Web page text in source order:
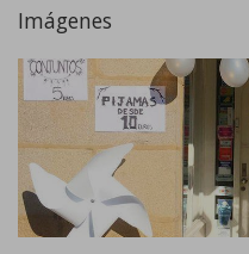
Imágenes